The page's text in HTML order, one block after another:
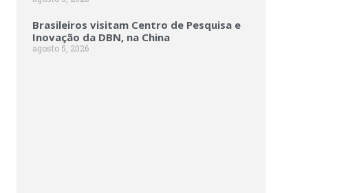
Brasileiros visitam Centro de Pesquisa e
Inovação da DBN, na China
agosto 5, 2026